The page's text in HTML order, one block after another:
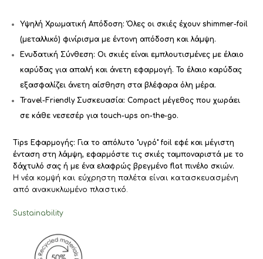
Υψηλή Χρωματική Απόδοση: Όλες οι σκιές έχουνshimmer-foil
(μεταλλικό) φινίρισμα με έντονη απόδοση και λάμψη.
Ενυδατική Σύνθεση: Οι σκιές είναι εμπλουτισμένες με έλαιο
καρύδας για απαλή και άνετη εφαρμογή. Το έλαιο καρύδας
εξασφαλίζει άνετη αίσθηση στα βλέφαρα όλη μέρα.
Travel-Friendly Συσκευασία: Compact μέγεθος που χωράει
σε κάθε νεσεσέρ για touch-ups on-the-go.
Tips Εφαρμογής: Για το απόλυτο "υγρό" foil εφέ και μέγιστη
ένταση στη λάμψη, εφαρμόστε τις σκιές ταμποναριστά με το
δάχτυλό σας ή με ένα ελαφρώς βρεγμένο flat πινέλο σκιών.
Η νέα κομψή και εύχρηστη παλέτα είναι κατασκευασμένη
από ανακυκλωμένο πλαστικό.
Sustainability